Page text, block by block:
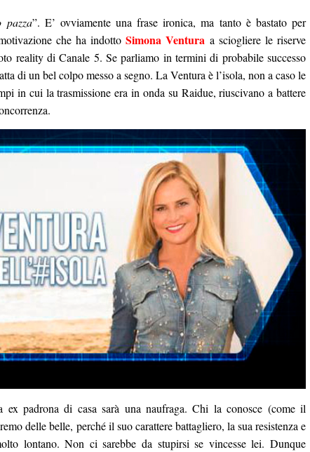
pazza”. E’ ovviamente una frase ironica, ma tanto è bastato per
che ha indottoSimona Ventura a sciogliere le riserve
reality di Canale 5. Se parliamo in termini di probabile successo
di un bel colpo messo a segno. La Ventura è l’isola, non a caso le
in cui la trasmissione era in onda su Raidue, riuscivano a battere
padrona di casa sarà una naufraga. Chi la conosce (come il
delle belle, perché il suo carattere battagliero, la sua resistenza e
lontano. Non ci sarebbe da stupirsi se vincesse lei. Dunque